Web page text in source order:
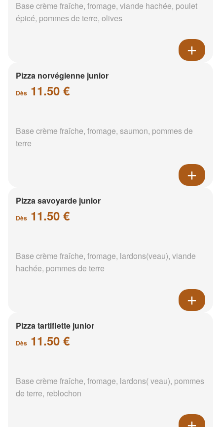
Base crème fraîche, fromage, viande hachée, poulet
épicé, pommes de terre, olives
Pizza norvégienne junior
Dès 11.50 €
Base crème fraîche, fromage, saumon, pommes de
terre
Pizza savoyarde junior
Dès 11.50 €
Base crème fraîche, fromage, lardons(veau), viande
hachée, pommes de terre
Pizza tartiflette junior
Dès 11.50 €
Base crème fraîche, fromage, lardons( veau), pommes
de terre, reblochon